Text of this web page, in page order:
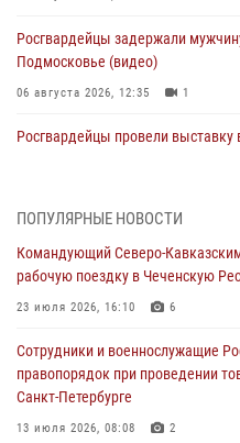
Росгвардейцы задержали
Подмосковье (видео)
06 августа 2026, 12:35 1
Росгвардейцы провели выставку
второй годовщине вторжения
06 августа 2026, 11:56
угрожавшего подростку
06 августа 2026, 11:33 1
В Зауралье при содействии СОБР
ПОПУЛЯРНЫЕ НОВОСТИ
Командующий Северо-
рабочую поездку в Чеченскую
23 июля 2026, 16:10 6
Сотрудники и военнослужащие
правопорядок при проведении
Санкт-Петербурге
13 июля 2026, 08:08 2